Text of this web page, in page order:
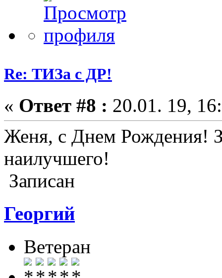
Re: ТИЗа с ДР!
« Ответ #8 : 20.01. 19,
Женя, с Днем Рождения!
наилучшего!
Записан
Георгий
Ветеран